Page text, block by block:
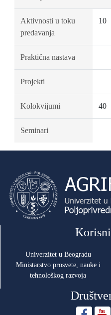
Aktivnosti u toku
predavanja
10
Praktična nastava
Projekti
Kolokvijumi 40
Seminari
Univerzitet u Beogradu
Ministarstvo prosvete, nauke i
tehnološkog razvoja